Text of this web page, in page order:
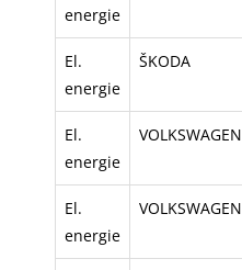
energie
El.
energie
ŠKODA
El.
energie
VOLKSWAGEN
El.
energie
VOLKSWAGEN